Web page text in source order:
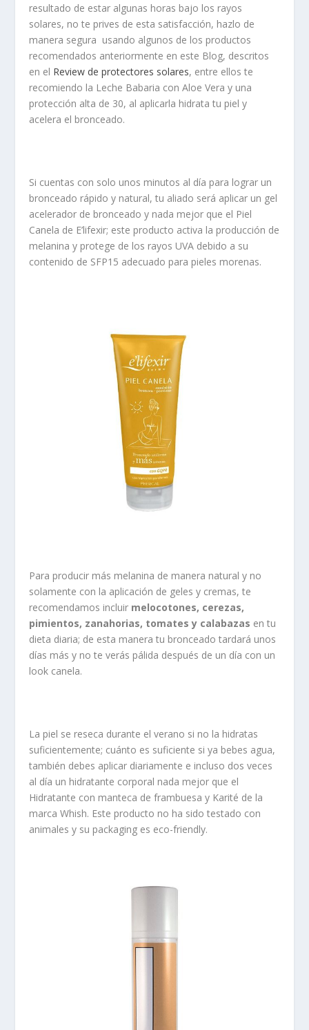
resultado de estar algunas horas bajo los rayos
solares, no te prives de esta satisfacción, hazlo de
manera segura usando algunos de los productos
recomendados anteriormente en este Blog, descritos
en el Review de protectores solares, entre ellos te
recomiendo la Leche Babaria con Aloe Vera y una
protección alta de 30, al aplicarla hidrata tu piel y
acelera el bronceado.
Si cuentas con solo unos minutos al día para lograr un
bronceado rápido y natural, tu aliado será aplicar un gel
acelerador de bronceado y nada mejor que el Piel
Canela de E’lifexir; este producto activa la producción de
melanina y protege de los rayos UVA debido a su
contenido de SFP15 adecuado para pieles morenas.
Para producir más melanina de manera natural y no
solamente con la aplicación de geles y cremas, te
recomendamos incluir melocotones, cerezas,
pimientos, zanahorias, tomates y calabazas en tu
dieta diaria; de esta manera tu bronceado tardará unos
días más y no te verás pálida después de un día con un
look canela.
La piel se reseca durante el verano si no la hidratas
suficientemente; cuánto es suficiente si ya bebes agua,
también debes aplicar diariamente e incluso dos veces
al día un hidratante corporal nada mejor que el
Hidratante con manteca de frambuesa y Karité de la
marca Whish. Este producto no ha sido testado con
animales y su packaging es eco-friendly.